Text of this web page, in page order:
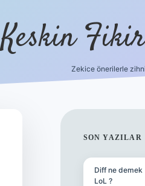
Keskin
Zekice önerilerle
SON YAZILAR
Diff ne demek
LoL ?